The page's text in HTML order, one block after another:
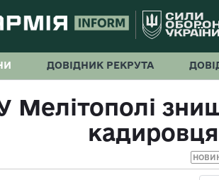
ДОВІДНИК РЕКРУТА
Мелітополі